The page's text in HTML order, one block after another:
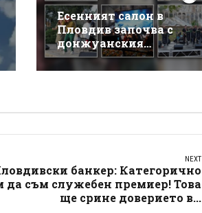
Есенният салон в
Пловдив започва с
донжуанския
спектакъл на Деян
Донков
NEXT
банкер: Категорично
да съм служебен премиер! Това
ще срине доверието в...